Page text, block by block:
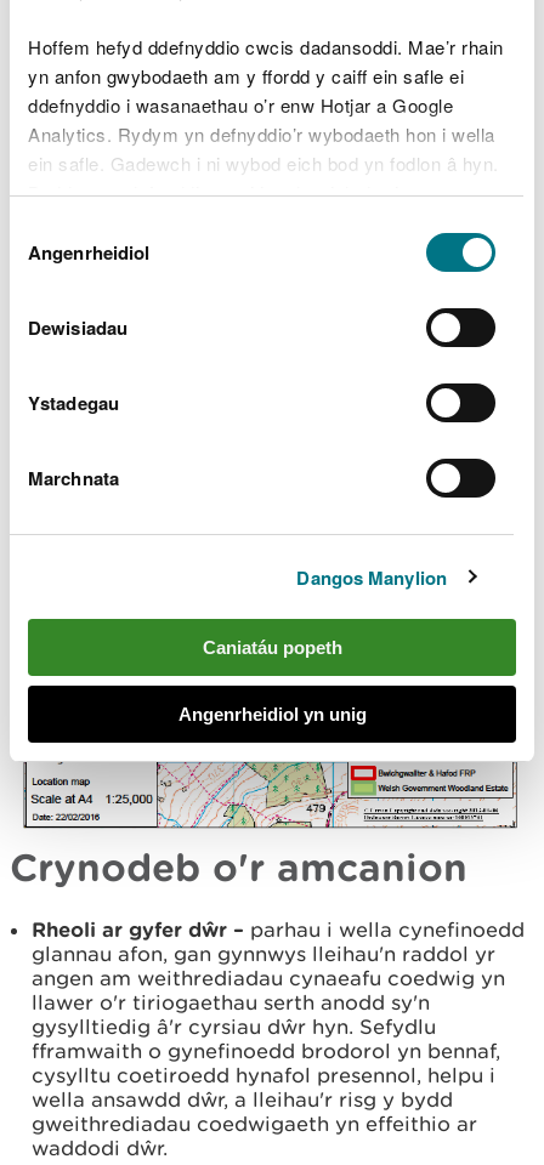
Hoffem hefyd ddefnyddio cwcis dadansoddi. Mae’r rhain
yn anfon gwybodaeth am y ffordd y caiff ein safle ei
ddefnyddio i wasanaethau o’r enw Hotjar a Google
Analytics. Rydym yn defnyddio’r wybodaeth hon i wella
ein safle. Gadewch i ni wybod eich bod yn fodlon â hyn.
Byddwn yn defnyddio cwci i gadw eich dewis.
Gellirdarllen mwy am ein cwcis cyn i chi ddewis.
Caniatâd
Angenrheidiol
Dewisiadau
Ystadegau
Marchnata
Dangos Manylion
Caniatáu popeth
Angenrheidiol yn unig
Map o’r ardal
Crynodeb o'r amcanion
Rheoli ar gyfer dŵr – parhau i wella cynefinoedd
glannau afon, gan gynnwys lleihau'n raddol yr
angen am weithrediadau cynaeafu coedwig yn
llawer o'r tiriogaethau serth anodd sy'n
gysylltiedig â'r cyrsiau dŵr hyn. Sefydlu
fframwaith o gynefinoedd brodorol yn bennaf,
cysylltu coetiroedd hynafol presennol, helpu i
wella ansawdd dŵr, a lleihau'r risg y bydd
gweithrediadau coedwigaeth yn effeithio ar
waddodi dŵr.